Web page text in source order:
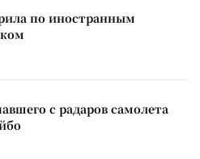
по иностранным
с радаров самолета